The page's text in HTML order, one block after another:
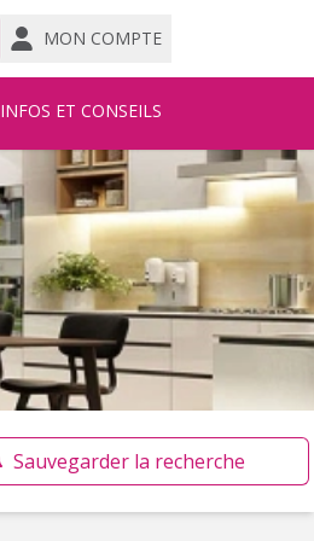
MON COMPTE
INFOS ET CONSEILS
Sauvegarder la recherche